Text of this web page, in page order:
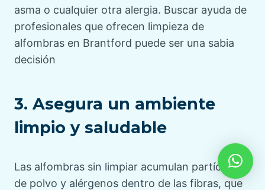
asma o cualquier otra alergia. Buscar ayuda de
profesionales que ofrecen limpieza de
alfombras en Brantford puede ser una sabia
decisión
3. Asegura un ambiente
limpio y saludable
Las alfombras sin limpiar acumulan partículas
de polvo y alérgenos dentro de las fibras, que